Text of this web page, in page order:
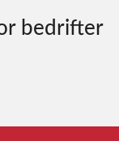
bedrifter